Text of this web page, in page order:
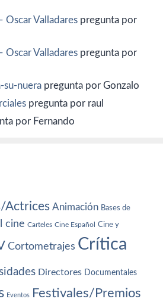
Oscar Valladares pregunta por
Oscar Valladares pregunta por
su-nuera pregunta por Gonzalo
pregunta por raul
por Fernando
Actrices Animación Bases de
cine Carteles Cine Español Cine y
Cortometrajes Crítica
Directores Documentales
Eventos Festivales/Premios